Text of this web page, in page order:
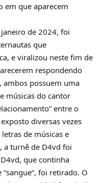
em que aparecem
de 2024, foi
que
e viralizou neste fim de
respondendo
ambos possuem uma
músicas do cantor
entre o
diversas vezes
de músicas e
a turnê de D4vd foi
que continha
foi retirado. O